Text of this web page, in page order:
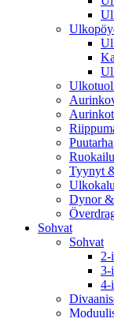
Tyynyt
Dynor
Sohvat
Sohvat
2-
3-
4-